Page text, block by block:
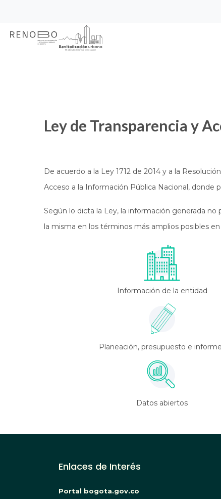
contenido
Sitio Web Empresa de
Ley de Transparencia y
De acuerdo a la Ley 1712 de 2014 y a la
Acceso a la Información Pública Nacional, donde
Según lo dicta la Ley, la información generada no
la misma en los términos más amplios posibles
Información de la entidad
Planeación, presupuesto e
Datos abiertos
Enlaces de Interés
Portal bogota.gov.co